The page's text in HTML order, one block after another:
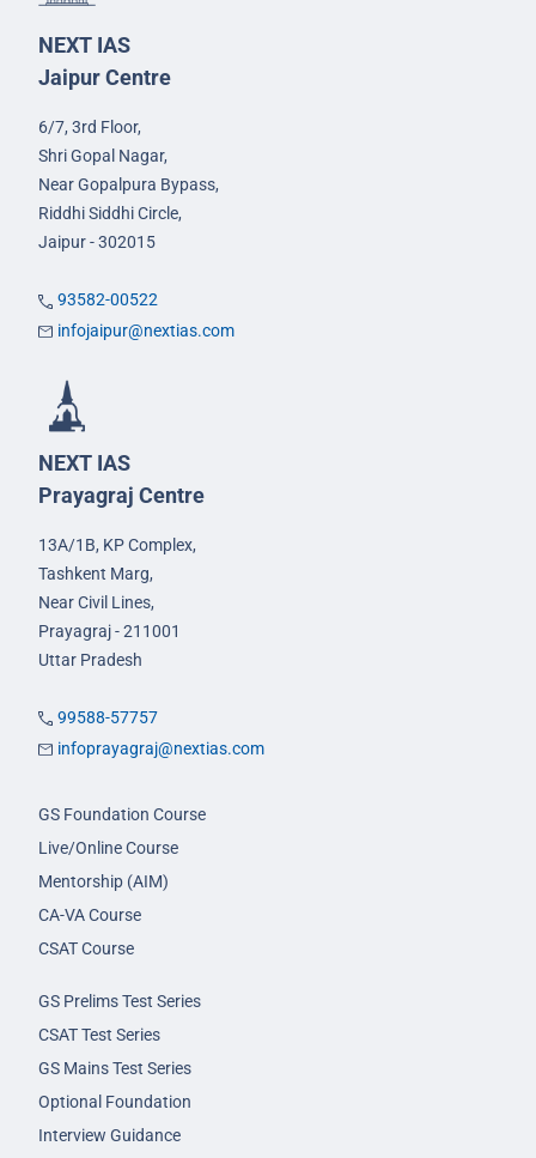
NEXT IAS
Jaipur Centre
6/7, 3rd Floor,
Shri Gopal Nagar,
Near Gopalpura Bypass,
Riddhi Siddhi Circle,
Jaipur - 302015
93582-00522
infojaipur@nextias.com
NEXT IAS
Prayagraj Centre
13A/1B, KP Complex,
Tashkent Marg,
Near Civil Lines,
Prayagraj - 211001
Uttar Pradesh
99588-57757
infoprayagraj@nextias.com
GS Foundation Course
Live/Online Course
Mentorship (AIM)
CA-VA Course
CSAT Course
GS Prelims Test Series
CSAT Test Series
GS Mains Test Series
Optional Foundation
Interview Guidance